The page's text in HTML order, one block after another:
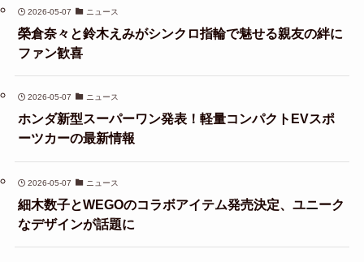
2026-05-07 ニュース
榮倉奈々と鈴木えみがシンクロ指輪で魅せる親友の絆に
ファン歓喜
2026-05-07 ニュース
ホンダ新型スーパーワン発表！軽量コンパクトEVスポ
ーツカーの最新情報
2026-05-07 ニュース
細木数子とWEGOのコラボアイテム発売決定、ユニーク
なデザインが話題に